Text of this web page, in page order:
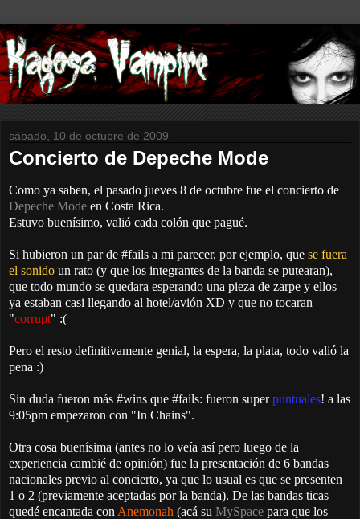
sábado, 10 de octubre de 2009
Concierto de Depeche Mode
Como ya saben, el pasado jueves 8 de octubre fue el concierto de
Depeche Mode en Costa Rica.
Estuvo buenísimo, valió cada colón que pagué.
Si hubieron un par de #fails a mi parecer, por ejemplo, que se fuera
el sonido un rato (y que los integrantes de la banda se putearan),
que todo mundo se quedara esperando una pieza de zarpe y ellos
ya estaban casi llegando al hotel/avión XD y que no tocaran
"corrupt" :(
Pero el resto definitivamente genial, la espera, la plata, todo valió la
pena :)
Sin duda fueron más #wins que #fails: fueron superpuntuales! a las
9:05pm empezaron con "In Chains".
Otra cosa buenísima (antes no lo veía así pero luego de la
experiencia cambié de opinión) fue la presentación de 6 bandas
nacionales previo al concierto, ya que lo usual es que se presenten
1 o 2 (previamente aceptadas por la banda). De las bandas ticas
quedé encantada con Anemonah (acá su MySpace para que los